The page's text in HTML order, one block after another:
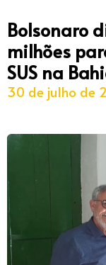
Bolsonaro
milhões
SUS na
30 de julho de